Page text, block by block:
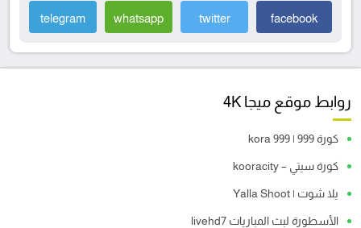
facebook
twitter
whatsapp
telegram
روابط موقع ميجا 4K
كورة 999 | kora 999
كورة سيتي – kooracity
يلا شوت | Yalla Shoot
الأسطورة لبث المباريات livehd7